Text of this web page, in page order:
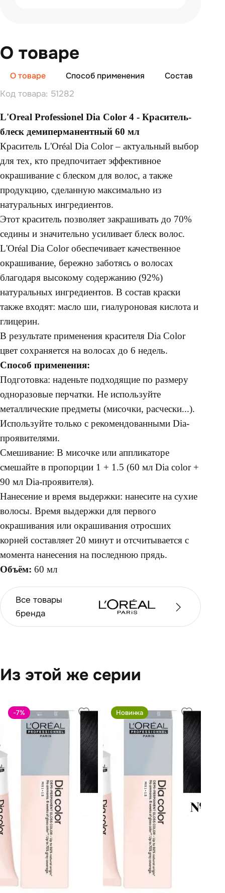
О товаре
О товаре Способ применения Состав
Код товара: 51282
L'Oreal Professionel Dia Color 4 - Краситель-
блеск демиперманентный 60 мл
Краситель L'Oréal Dia Color – актуальный выбор
для тех, кто предпочитает эффективное
окрашивание с блеском для волос, а также
продукцию, сделанную максимально из
натуральных ингредиентов.
Этот краситель позволяет закрашивать до 70%
седины и значительно усиливает блеск волос.
L'Oréal Dia Color обеспечивает качественное
окрашивание, бережно заботясь о волосах
благодаря высокому содержанию (92%)
натуральных ингредиентов. В состав краски
также входят: масло ши, гиалуроновая кислота и
глицерин.
В результате применения красителя Dia Color
цвет сохраняется на волосах до 6 недель.
Способ применения:
Подготовка: наденьте подходящие по размеру
одноразовые перчатки. Не используйте
металлические предметы (мисочки, расчески...).
Используйте только с рекомендованными Dia-
проявителями.
Смешивание: В мисочке или аппликаторе
смешайте в пропорции 1 + 1.5 (60 мл Dia color +
90 мл Dia-проявителя).
Нанесение и время выдержки: нанесите на сухие
волосы. Время выдержки для первого
окрашивания или окрашивания отросших
корней составляет 20 минут и отсчитывается с
момента нанесения на последнюю прядь.
Объём: 60 мл
Все товары
бренда
Из этой же серии
-7% Новинка